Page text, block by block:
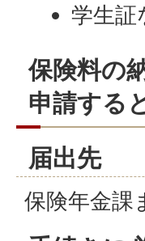
学生証
保険料の
申請する
届出先
保険年金課